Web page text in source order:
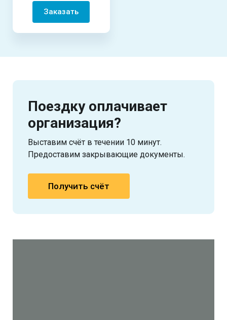
Заказать
Поездку оплачивает
организация?
Выставим счёт в течении 10 минут.
Предоставим закрывающие документы.
Получить счёт